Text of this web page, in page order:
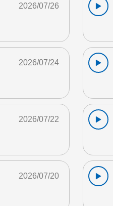
2026/07/26
2026/07/24
2026/07/22
2026/07/20